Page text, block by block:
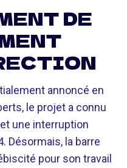
DE
annoncé en
le projet a connu
une interruption
Désormais, la barre
pour son travail